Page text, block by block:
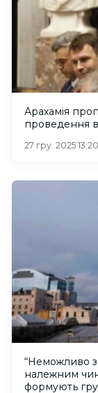
Арахамія
проведення
27 гру. 2025 13:20
“Неможливо
належним
формують